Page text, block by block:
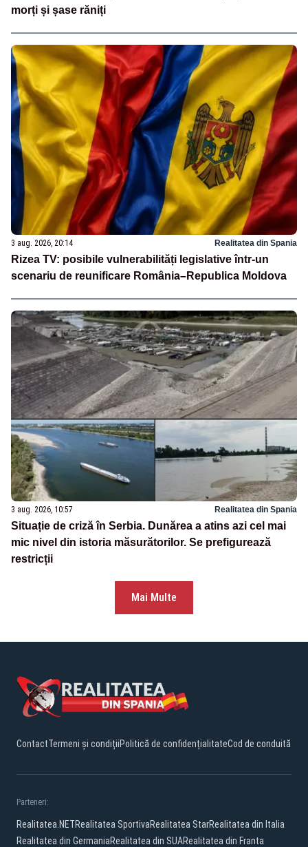
morți și șase răniți
3 aug. 2026, 20:14 Realitatea din Spania
Rizea TV: posibile vulnerabilități legislative într-un
scenariu de reunificare România–Republica Moldova
3 aug. 2026, 10:57 Realitatea din Spania
Situație de criză în Serbia. Dunărea a atins azi cel mai
mic nivel din istoria măsurătorilor. Se prefigurează
restricții
Mai Multe
ContactTermeni și condițiiPolitică de confidențialitateCod de conduită
Parteneri:
Realitatea.NETRealitatea SportivaRealitatea StarRealitatea din Italia
Realitatea din GermaniaRealitatea din SUARealitatea din Franta